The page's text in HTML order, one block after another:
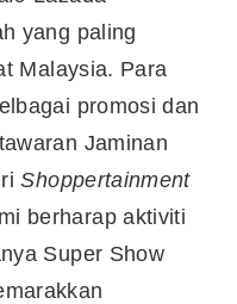
yang paling
Malaysia. Para
promosi dan
Jaminan
Shoppertainment
berharap aktiviti
Super Show